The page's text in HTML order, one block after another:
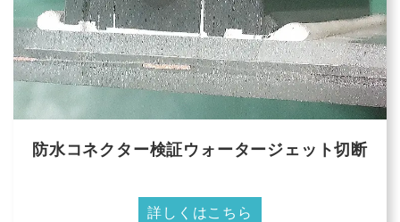
防水コネクター検証ウォータージェット切断
詳しくはこちら